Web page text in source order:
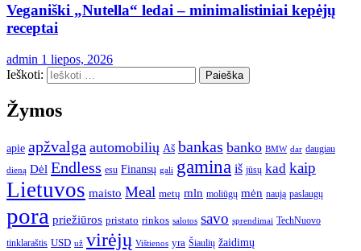
Veganiški „Nutella“ ledai – minimalistiniai kepėjų
receptai
admin 1 liepos, 2026
Ieškoti:
Žymos
apie apžvalga automobilių Aš bankas banko BMW dar daugiau
dieną Dėl Endless esu Finansų gali gamina iš jūsų kad kaip
Lietuvos maisto Meal metų mln moliūgų mėn naują paslaugų
pora priežiūros pristato rinkos salotos savo sprendimai TechNuovo
tinklaraštis USD už virėjų Vištienos yra Šiaulių žaidimų